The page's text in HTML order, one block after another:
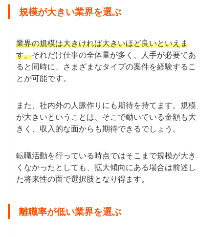
規模が大きい業界を選ぶ
業界の規模は大きければ大きいほど良いといえま
す。それだけ仕事の全体量が多く、人手が必要であ
ると同時に、さまざまなタイプの案件を経験するこ
とが可能です。
また、社内外の人脈作りにも期待を持てます。規模
が大きいということは、そこで動いている金額も大
きく、収入的な面からも期待できるでしょう。
転職活動を行っている時点ではそこまで規模が大き
くなかったとしても、拡大傾向にある場合は前述し
た将来性の面で選択肢となり得ます。
離職率が低い業界を選ぶ